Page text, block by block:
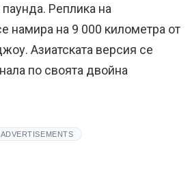
Реплика на
намира на 9 000 километра от
Азиатската версия се
по своята двойна
ADVERTISEMENTS